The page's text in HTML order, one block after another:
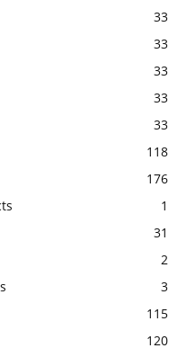
33
33
33
33
33
118
176
1
31
2
3
115
120